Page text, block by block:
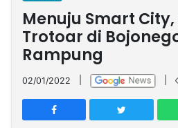
Nasional
International
Olahraga
Entertainment
Daerah
Pariwisata
Kuliner
Kolom
Network
PT
TREETAN
Menuju Smart
Trotoar di
Rampung
02/01/2022